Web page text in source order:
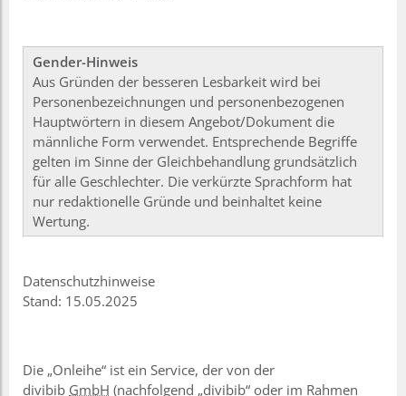
Gender-Hinweis
Aus Gründen der besseren Lesbarkeit wird bei
Personenbezeichnungen und personenbezogenen
Hauptwörtern in diesem Angebot/Dokument die
männliche Form verwendet. Entsprechende Begriffe
gelten im Sinne der Gleichbehandlung grundsätzlich
für alle Geschlechter. Die verkürzte Sprachform hat
nur redaktionelle Gründe und beinhaltet keine
Wertung.
Datenschutzhinweise
Stand: 15.05.2025
Die „Onleihe“ ist ein Service, der von der
divibib GmbH (nachfolgend „divibib“ oder im Rahmen